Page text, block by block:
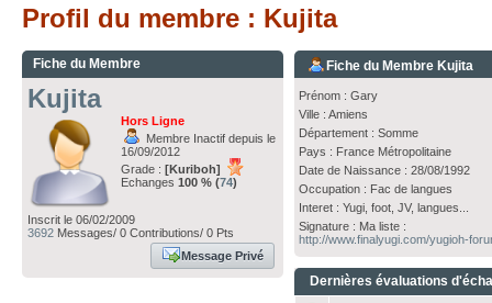
Profil du membre : Kujita
Fiche du Membre
Kujita
Hors Ligne
Membre Inactif depuis le
16/09/2012
Grade : [Kuriboh]
Echanges 100 % (74)
Inscrit le 06/02/2009
3692 Messages/ 0 Contributions/ 0 Pts
Message Privé
Fiche du Membre Kujita
Prénom : Gary
Ville : Amiens
Département : Somme
Pays : France Métropolitaine
Date de Naissance : 28/08/1992
Occupation : Fac de langues
Interet : Yugi, foot, JV, langues...
Signature : Ma liste :
http://www.finalyugi.com/yugioh-
Dernières évaluations